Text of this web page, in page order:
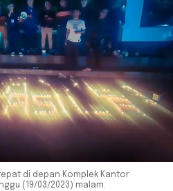
di depan Komplek Kantor
(19/03/2023) malam.